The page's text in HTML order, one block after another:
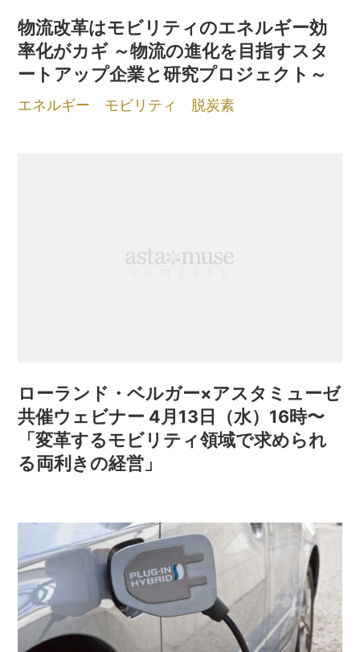
物流改革はモビリティのエネルギー効
率化がカギ ～物流の進化を目指すスタ
ートアップ企業と研究プロジェクト～
エネルギー モビリティ 脱炭素
ローランド・ベルガー×アスタミューゼ
共催ウェビナー 4月13日（水）16時〜
「変革するモビリティ領域で求められ
る両利きの経営」